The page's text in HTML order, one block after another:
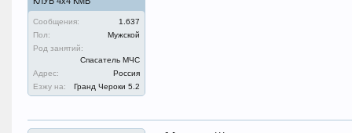
Сообщения:
1.637
Пол:
Мужской
Род занятий:
Спасатель МЧС
Адрес:
Россия
Езжу на:
Гранд Чероки 5.2